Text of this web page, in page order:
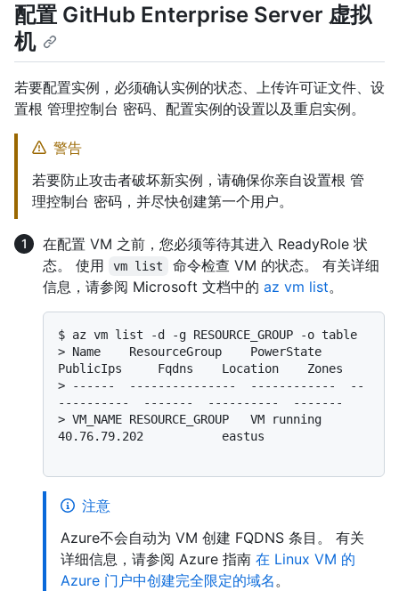
配置 GitHub Enterprise Server 虚拟
机
若要配置实例，必须确认实例的状态、上传许可证文件、设
置根 管理控制台 密码、配置实例的设置以及重启实例。
警告
若要防止攻击者破坏新实例，请确保你亲自设置根 管
理控制台 密码，并尽快创建第一个用户。
在配置 VM 之前，您必须等待其进入 ReadyRole 状
态。 使用
vm list
命令检查 VM 的状态。 有关详细
信息，请参阅 Microsoft 文档中的 az vm list。
$ az vm list -d -g RESOURCE_GROUP -o table
> Name    ResourceGroup    PowerState
PublicIps     Fqdns    Location    Zones
>
------  ---------------  ------------  --
----------  -------  ----------  -------
> VM_NAME RESOURCE_GROUP   VM running
40.76.79.202           eastus
注意
Azure不会自动为 VM 创建 FQDNS 条目。 有关
详细信息，请参阅 Azure 指南 在 Linux VM 的
Azure 门户中创建完全限定的域名。